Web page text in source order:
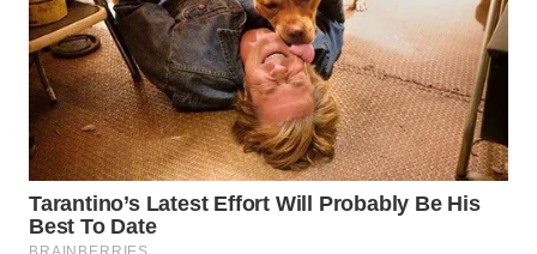
WN
MANDALIKA
WN
LIKUPANG
WN
LABUANBAJO